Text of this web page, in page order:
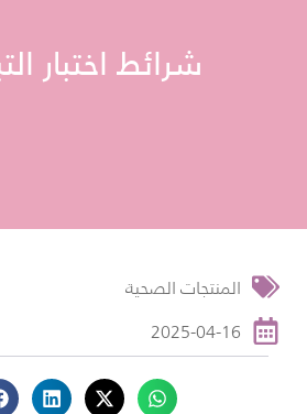
شرائط اختبار
المنتجات الصحية
2025-04-16